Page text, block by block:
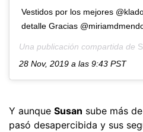
Vestidos por los mejores
detalle Gracias
Una publicación compartida de
28 Nov, 2019 a las 9:43 PST
Y aunque Susan sube más
pasó desapercibida y sus